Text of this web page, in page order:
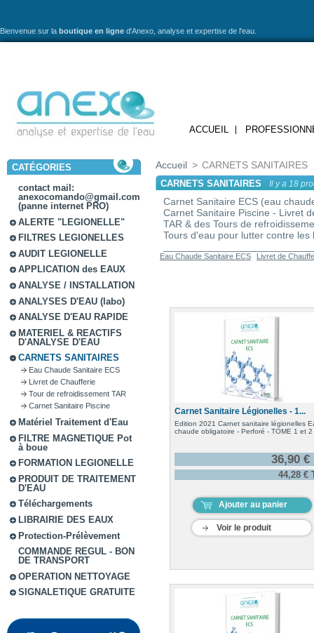
Bienvenue sur la boutique en ligne d'Anexo, analyse et expertise de l'eau.
ACCUEIL
CATÉGORIES
contact mail:
anexocomando@gmail.com
(panne internet PRO)
ALERTE "LEGIONELLE"
FILTRES LEGIONELLES
AUDIT LEGIONELLE
APPLICATION des EAUX
ANALYSE / INSTALLATION
ANALYSES D'EAU (labo)
ANALYSE D'EAU RAPIDE
MATERIEL & REACTIFS
D'ANALYSE D'EAU
CARNETS SANITAIRES
Eau Chaude Sanitaire ECS
Livret de Chaufferie
Tour de refroidissement TAR
Carnet Sanitaire Piscine
Matériel Traitement d'Eau
FILTRE MAGNETIQUE Pot
à boue
FORMATION LEGIONELLE
PRODUIT DE TRAITEMENT
D'EAU
Téléchargements
LIBRAIRIE DES EAUX
Protection-Prélèvement
COMMANDE REGUL - BON
DE TRANSPORT
OPERATION NETTOYAGE
SIGNALETIQUE GRATUITE
Accueil > CARNETS SANITAIRES
CARNETS SANITAIRES Il y a 18
Carnet Sanitaire ECS (eau
Carnet Sanitaire Piscine - Livret
TAR & des Tours de
Tours d'eau pour lutter contre
Eau Chaude Sanitaire ECS Livret de
Carnet Sanitaire Légionelles - 1...
Edition 2021 Carnet sanitaire légionelles
chaude obligatoire - Perforé - TOME 1 et 2
36,90 €
44,28 €
Ajouter au panier
Voir le produit